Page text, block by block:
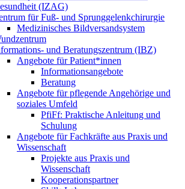
(IZAG)
für Fuß- und Sprunggelenkchirurgie
Medizinisches Bildversandsystem
und Beratungszentrum (IBZ)
Angebote für Patient*innen
Informationsangebote
Beratung
Angebote für pflegende Angehörige und
soziales Umfeld
PfiFf: Praktische Anleitung und
Schulung
Angebote für Fachkräfte aus Praxis und
Wissenschaft
Projekte aus Praxis und
Wissenschaft
Kooperationspartner